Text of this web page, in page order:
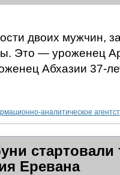
двоих мужчин,
Это — уроженец
Абхазии 37-
аналитическое
стартовали
Еревана